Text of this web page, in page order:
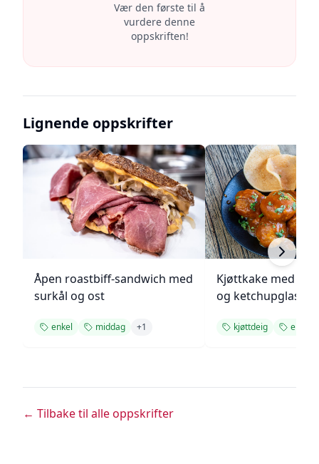
Vær den første til å
vurdere denne
oppskriften!
Lignende oppskrifter
Åpen roastbiff-sandwich med
surkål og ost
enkel middag +1
Kjøttkake med
og ketchupglasur
kjøttdeig enkel
← Tilbake til alle oppskrifter